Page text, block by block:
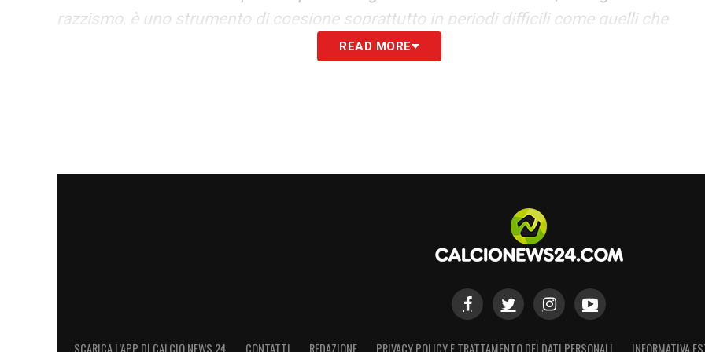
razzismo, è uno strumento di coesione soprattutto in periodi difficili come quelli che
READ MORE
SCARICA L’APP DI CALCIO NEWS 24 CONTATTI REDAZIONE PRIVACY POLICY E TRATTAMENTO DEI DATI PERSONALI INFORMATIVA